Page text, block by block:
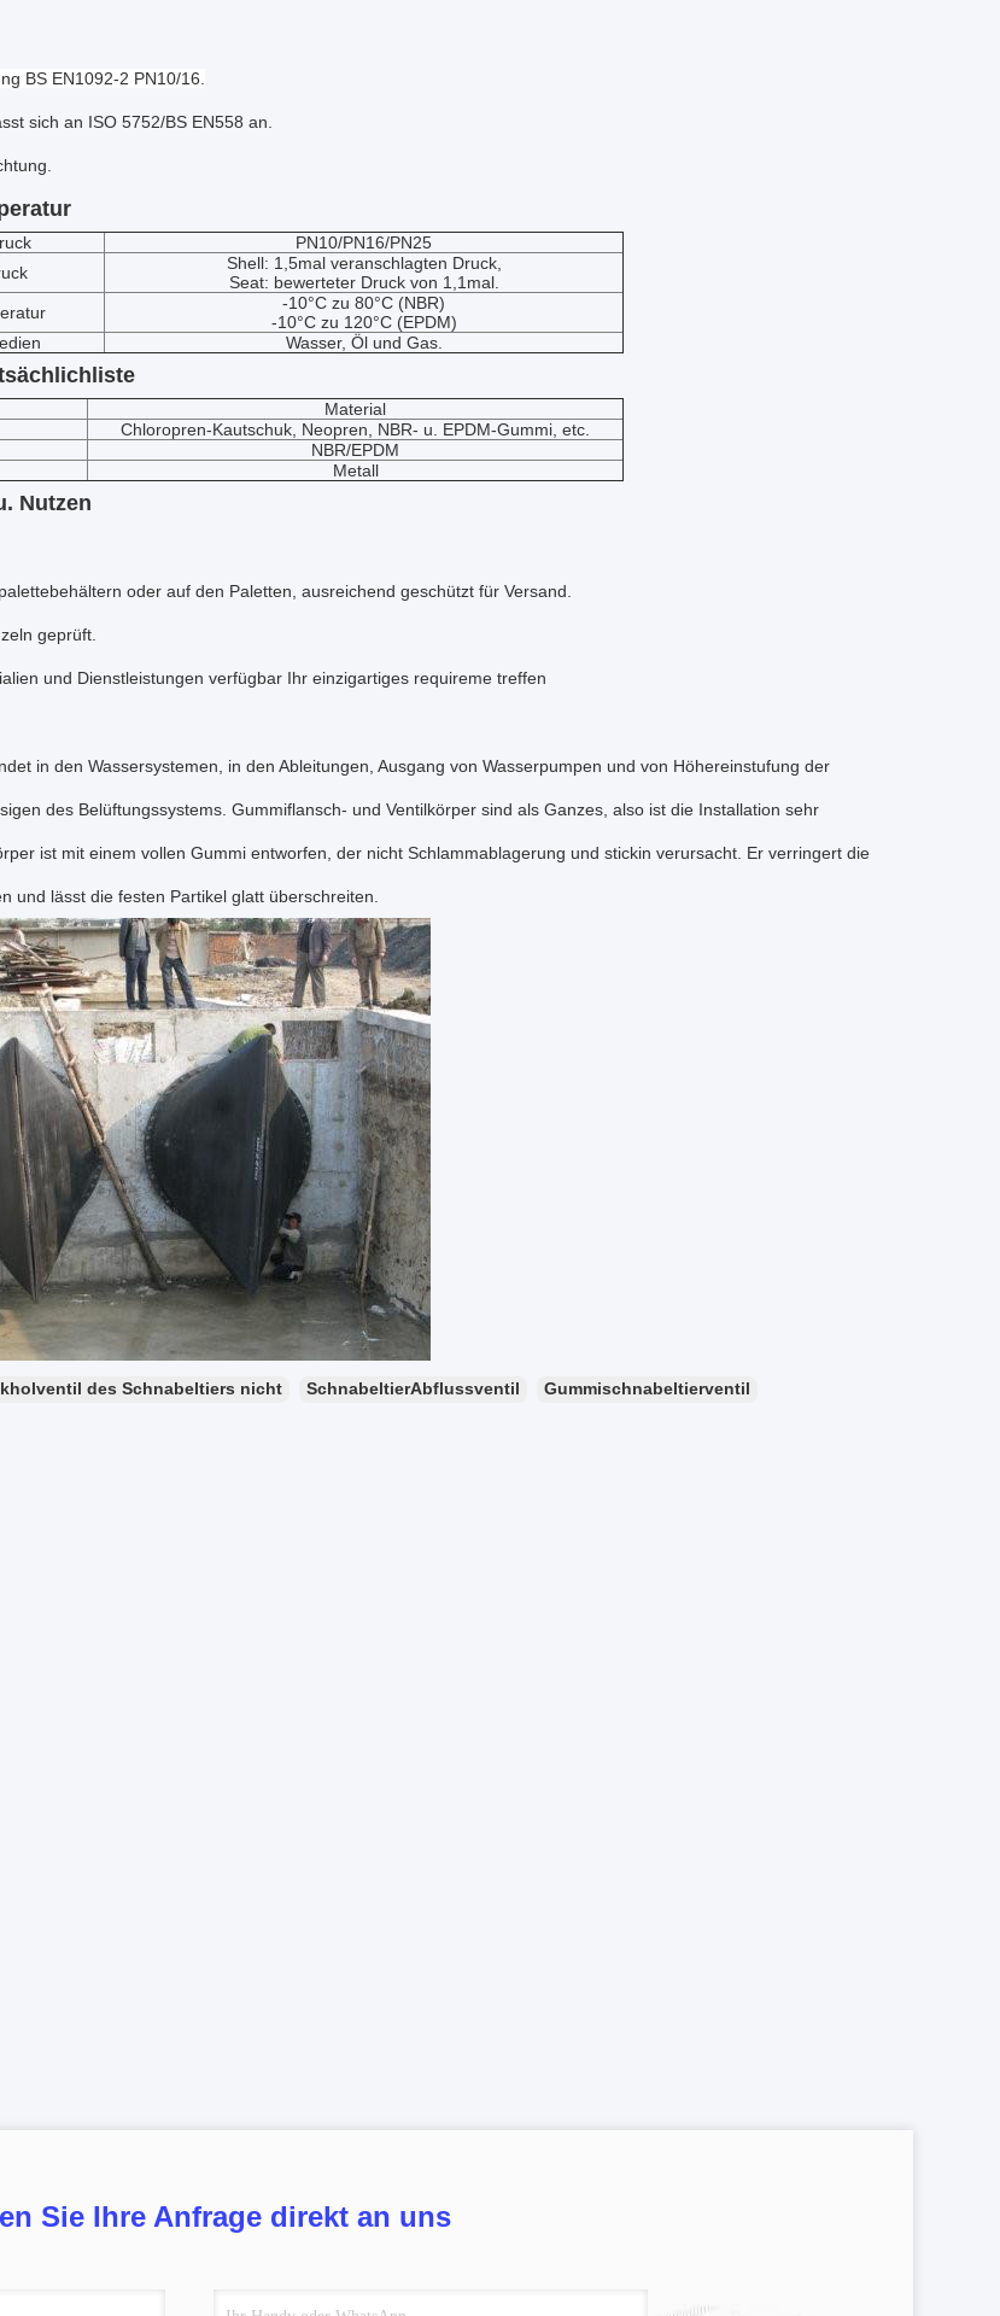
BS EN1092-2 PN10/16.
sich an ISO 5752/BS EN558 an.
PN10/PN16/PN25
Shell: 1,5mal veranschlagten Druck,
Seat: bewerteter Druck von 1,1mal.
-10°C zu 80°C (NBR)
-10°C zu 120°C (EPDM)
Wasser, Öl und Gas.
Material
Chloropren-Kautschuk, Neopren, NBR- u. EPDM-Gummi, etc.
NBR/EPDM
Metall
Nutzen
oder auf den Paletten, ausreichend geschützt für Versand.
geprüft.
und Dienstleistungen verfügbar Ihr einzigartiges requireme treffen
in den Wassersystemen, in den Ableitungen, Ausgang von Wasserpumpen und von Höhereinstufung der
des Belüftungssystems. Gummiflansch- und Ventilkörper sind als Ganzes, also ist die Installation sehr
ist mit einem vollen Gummi entworfen, der nicht Schlammablagerung und stickin verursacht. Er verringert die
und lässt die festen Partikel glatt überschreiten.
des Schnabeltiers nicht SchnabeltierAbflussventil Gummischnabeltierventil
Sie Ihre Anfrage direkt an uns